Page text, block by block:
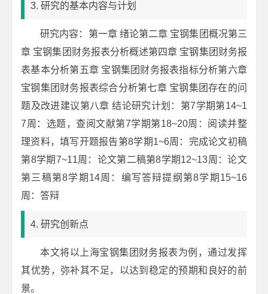
3. 研究的基本内容与计划
研究内容：第一章 绪论第二章 宝钢集团概况第三
章 宝钢集团财务报表分析概述第四章 宝钢集团财务报
表基本分析第五章 宝钢集团财务报表指标分析第六章
宝钢集团财务报表综合分析第七章 宝钢集团存在的问
题及改进建议第八章 结论研究计划：第7学期第14~1
7周：选题，查阅文献第7学期第18~20周：阅读并整
理资料，填写开题报告第8学期1~6周：完成论文初稿
第8学期7~11周：论文第二稿第8学期12~13周：论文
第三稿第8学期14周：编写答辩提纲第8学期15~16
周：答辩
4. 研究创新点
本文将以上海宝钢集团财务报表为例，通过发挥
其优势，弥补其不足，以达到稳定的预期和良好的前
景。